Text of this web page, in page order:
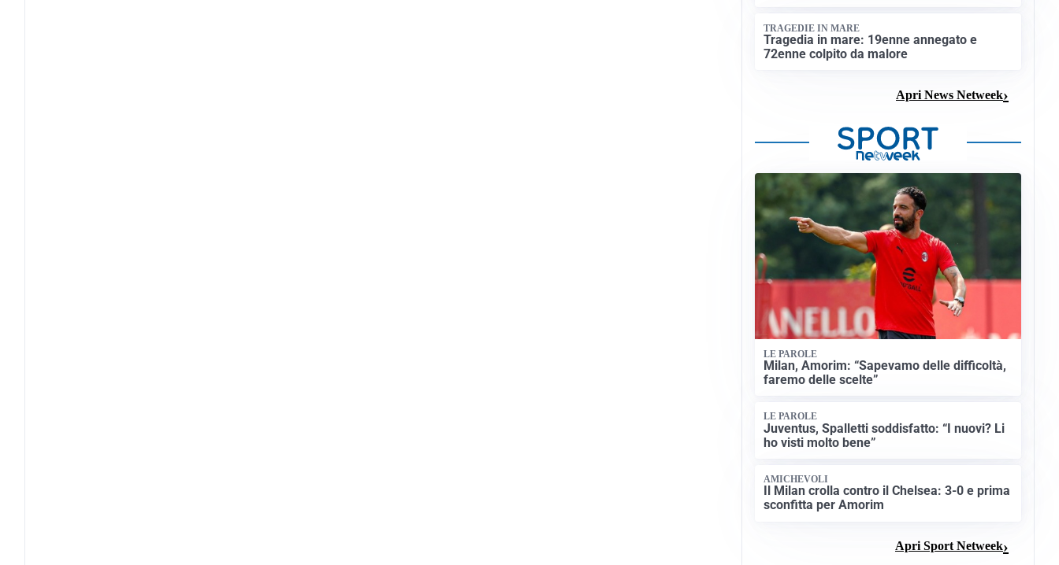
TRAGEDIE IN MARE
Tragedia in mare: 19enne annegato e
72enne colpito da malore
Apri News Netweek
LE PAROLE
Milan, Amorim: “Sapevamo delle difficoltà,
faremo delle scelte”
LE PAROLE
Juventus, Spalletti soddisfatto: “I nuovi? Li
ho visti molto bene”
AMICHEVOLI
Il Milan crolla contro il Chelsea: 3-0 e prima
sconfitta per Amorim
Apri Sport Netweek